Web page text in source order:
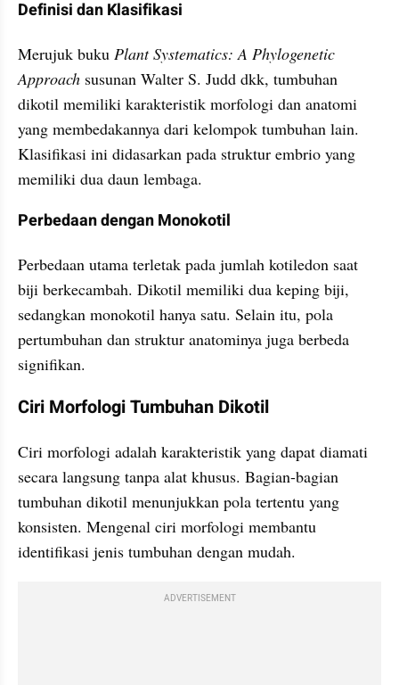
Definisi dan Klasifikasi
Merujuk buku Plant Systematics: A Phylogenetic
Approach susunan Walter S. Judd dkk, tumbuhan
dikotil memiliki karakteristik morfologi dan anatomi
yang membedakannya dari kelompok tumbuhan lain.
Klasifikasi ini didasarkan pada struktur embrio yang
memiliki dua daun lembaga.
Perbedaan dengan Monokotil
Perbedaan utama terletak pada jumlah kotiledon saat
biji berkecambah. Dikotil memiliki dua keping biji,
sedangkan monokotil hanya satu. Selain itu, pola
pertumbuhan dan struktur anatominya juga berbeda
signifikan.
Ciri Morfologi Tumbuhan Dikotil
Ciri morfologi adalah karakteristik yang dapat diamati
secara langsung tanpa alat khusus. Bagian-bagian
tumbuhan dikotil menunjukkan pola tertentu yang
konsisten. Mengenal ciri morfologi membantu
identifikasi jenis tumbuhan dengan mudah.
ADVERTISEMENT